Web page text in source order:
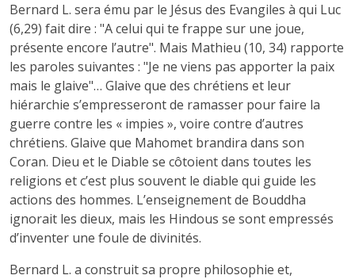
Bernard L. sera ému par le Jésus des Evangiles à qui Luc
(6,29) fait dire : "A celui qui te frappe sur une joue,
présente encore l’autre". Mais Mathieu (10, 34) rapporte
les paroles suivantes : "Je ne viens pas apporter la paix
mais le glaive"… Glaive que des chrétiens et leur
hiérarchie s’empresseront de ramasser pour faire la
guerre contre les « impies », voire contre d’autres
chrétiens. Glaive que Mahomet brandira dans son
Coran. Dieu et le Diable se côtoient dans toutes les
religions et c’est plus souvent le diable qui guide les
actions des hommes. L’enseignement de Bouddha
ignorait les dieux, mais les Hindous se sont empressés
d’inventer une foule de divinités.
Bernard L. a construit sa propre philosophie et,